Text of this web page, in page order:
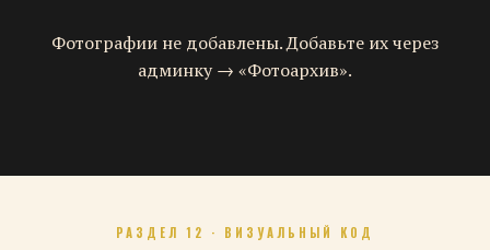
Фотографии не добавлены. Добавьте их через
админку → «Фотоархив».
РАЗДЕЛ 12 · ВИЗУАЛЬНЫЙ КОД